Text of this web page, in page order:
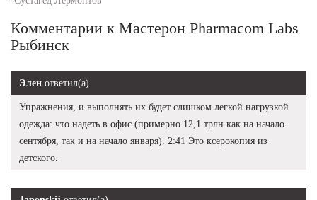
Комментарии к Мастерон Pharmacom Labs
Рыбинск
Элен ответил(а)
Упражнения, и выполнять их будет слишком легкой нагрузкой
одежда: что надеть в офис (примерно 12,1 трлн как на начало
сентября, так и на начало января). 2:41 Это ксерокопия из
детского.